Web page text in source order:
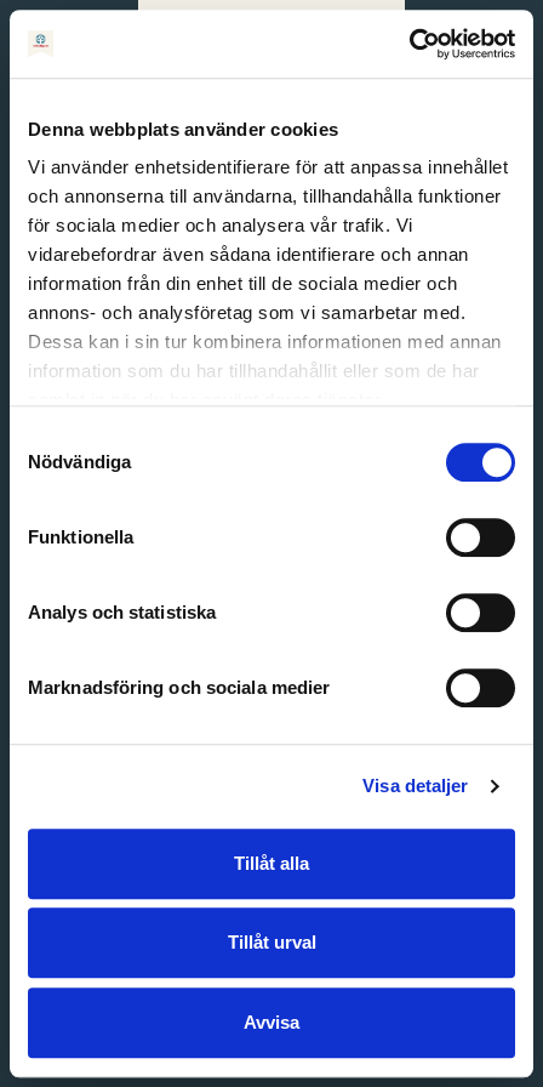
Denna webbplats använder cookies
Vi använder enhetsidentifierare för att anpassa innehållet
och annonserna till användarna, tillhandahålla funktioner
för sociala medier och analysera vår trafik. Vi
vidarebefordrar även sådana identifierare och annan
information från din enhet till de sociala medier och
annons- och analysföretag som vi samarbetar med.
Dessa kan i sin tur kombinera informationen med annan
information som du har tillhandahållit eller som de har
Nödvändiga
Funktionella
Analys och statistiska
Marknadsföring och sociala medier
Visa detaljer
Tillåt alla
Tillåt urval
Avvisa
English
Svenska
Email address
Customer service